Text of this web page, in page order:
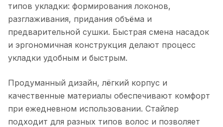
типов укладки: формирования локонов,
разглаживания, придания объёма и
предварительной сушки. Быстрая смена насадок
и эргономичная конструкция делают процесс
укладки удобным и быстрым.
Продуманный дизайн, лёгкий корпус и
качественные материалы обеспечивают комфорт
при ежедневном использовании. Стайлер
подходит для разных типов волос и позволяет